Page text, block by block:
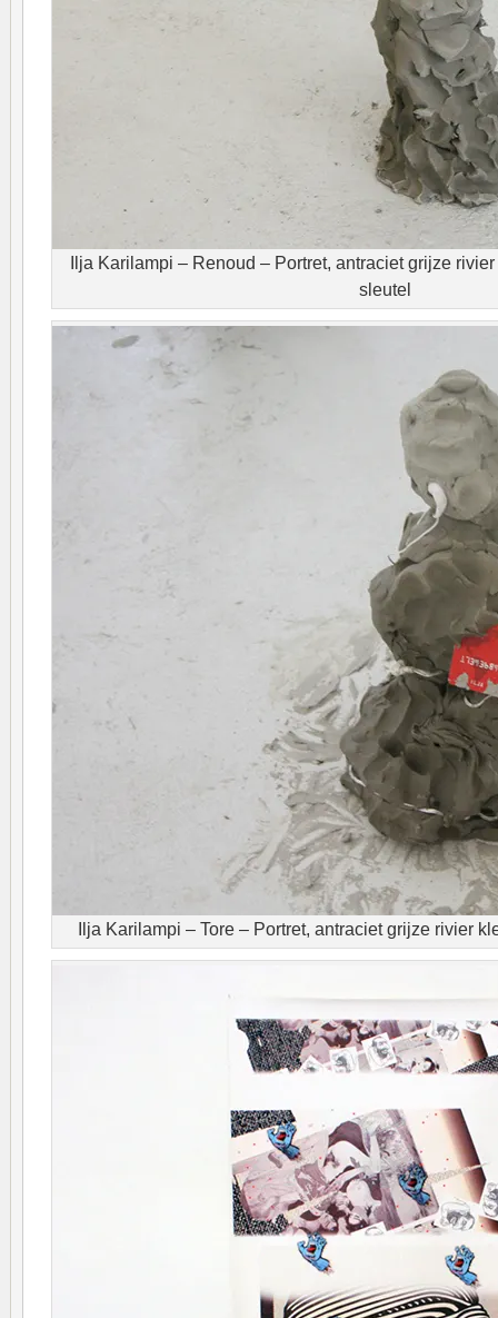
Ilja Karilampi – Renoud – Portret, antraciet grijze
sleutel
Ilja Karilampi – Tore – Portret, antraciet grijze rivier